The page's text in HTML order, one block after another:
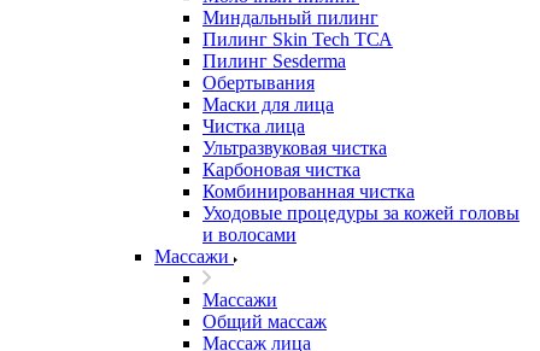
Миндальный пилинг
Пилинг Skin Tech ТСА
Пилинг Sesderma
Обертывания
Маски для лица
Чистка лица
Ультразвуковая чистка
Карбоновая чистка
Комбинированная чистка
Уходовые процедуры за кожей головы
и волосами
Массажи
Массажи
Общий массаж
Массаж лица